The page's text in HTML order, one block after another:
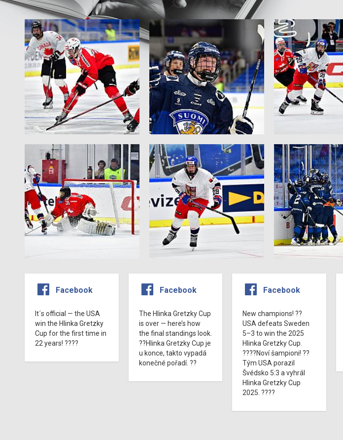
Facebook
It´s official — the USA
win the Hlinka Gretzky
Cup for the first time in
22 years! ????
Facebook
The Hlinka Gretzky Cup
is over — here’s how
the final standings look.
??Hlinka Gretzky Cup je
u konce, takto vypadá
konečné pořadí. ??
Facebook
New champions! ??
USA defeats Sweden
5–3 to win the 2025
Hlinka Gretzky Cup.
????Noví šampioni! ??
Tým USA porazil
Švédsko 5:3 a vyhrál
Hlinka Gretzky Cup
2025. ????